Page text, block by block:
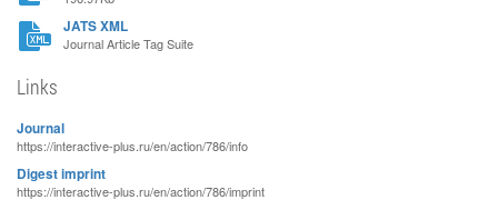
JATS XML
Journal Article Tag Suite
Links
Journal
https://interactive-plus.ru/en/action/786/info
Digest imprint
https://interactive-plus.ru/en/action/786/imprint